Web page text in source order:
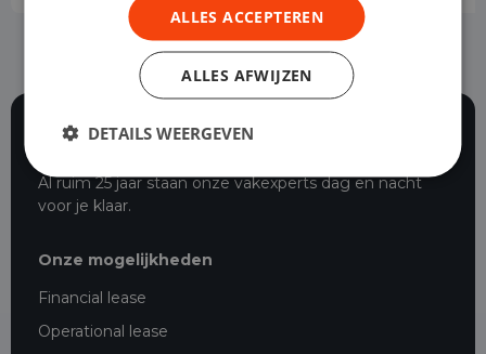
Al ruim 25 jaar staan onze vakexperts dag en nacht
voor je klaar.
Onze mogelijkheden
Financial lease
Operational lease
ALLES ACCEPTEREN
ALLES AFWIJZEN
DETAILS WEERGEVEN